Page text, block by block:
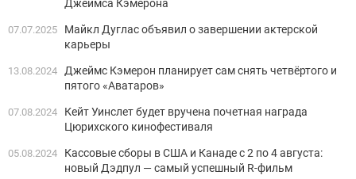
Джеймса Кэмерона
07.07.2025
Майкл Дуглас объявил о завершении актерской
карьеры
13.08.2024
Джеймс Кэмерон планирует сам снять четвёртого и
пятого «Аватаров»
07.08.2024
Кейт Уинслет будет вручена почетная награда
Цюрихского кинофестиваля
05.08.2024
Кассовые сборы в США и Канаде с 2 по 4 августа:
новый Дэдпул — самый успешный R-фильм